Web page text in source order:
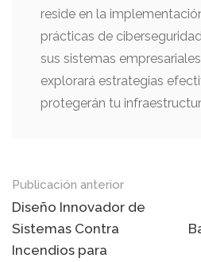
reside en la
prácticas de
sus sistemas
explorará estrategias
protegerán tu
Mensaje
de
navegación
Publicación anterior
Diseño Innovador de
Sistemas Contra
Incendios para